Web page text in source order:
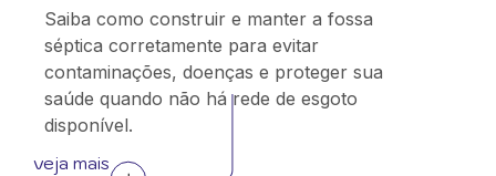
Saiba como construir e manter a fossa
séptica corretamente para evitar
contaminações, doenças e proteger sua
saúde quando não há rede de esgoto
disponível.
veja mais